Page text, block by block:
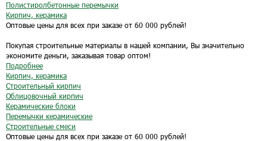
Полистиролбетонные перемычки
Кирпич, керамика
Оптовые цены для всех при заказе от 60 000 рублей!
Покупая строительные материалы в нашей компании, Вы значительно
экономите деньги, заказывая товар оптом!
Подробнее
Кирпич, керамика
Строительный кирпич
Облицовочный кирпич
Керамические блоки
Перемычки керамические
Строительные смеси
Оптовые цены для всех при заказе от 60 000 рублей!